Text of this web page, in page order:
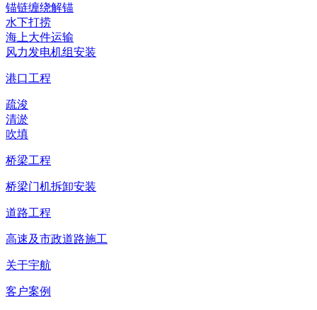
锚链缠绕解锚
水下打捞
海上大件运输
风力发电机组安装
港口工程
疏浚
清淤
吹填
桥梁工程
桥梁门机拆卸安装
道路工程
高速及市政道路施工
关于宇航
客户案例